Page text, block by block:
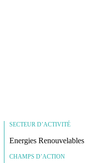
SECTEUR D’ACTIVITÉ
Energies Renouvelables
CHAMPS D’ACTION